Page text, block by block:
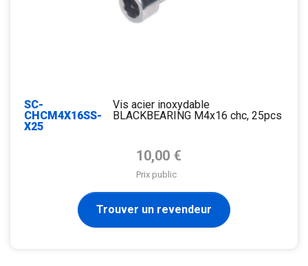
SC-
CHCM4X16SS-
X25
Vis acier inoxydable
BLACKBEARING M4x16 chc, 25pcs
Prix de base
10,00 €
Prix public
Trouver un revendeur